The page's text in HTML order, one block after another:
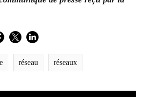
TwitterLinkedIn
réseau réseaux